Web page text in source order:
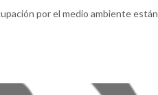
por el medio ambiente están